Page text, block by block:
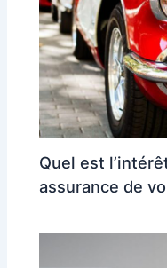
Quel est
assurance de